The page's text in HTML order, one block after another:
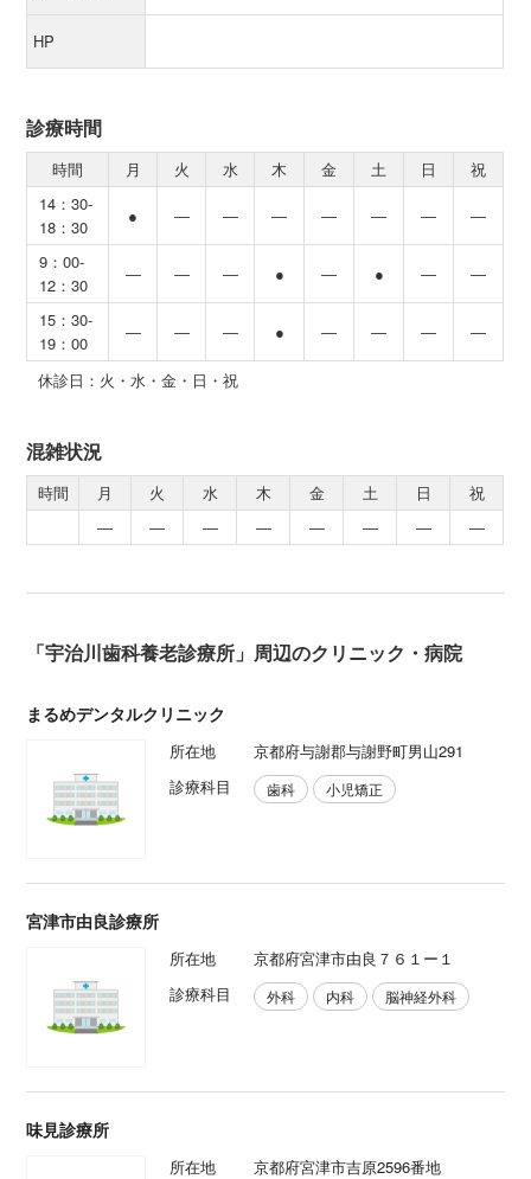
HP
診療時間
時間 月 火 水 木 金 土 日
祝
14：30-
18：30
● ― ― ― ― ― ― ―
9：00-
12：30
― ― ― ● ― ● ― ―
15：30-
19：00
― ― ― ● ― ― ― ―
休診日：火・水・金・日・祝
混雑状況
時間 月 火 水 木 金 土 日
祝
―
― ― ― ― ― ― ―
「宇治川歯科養老診療所」周辺のクリニック・病院
まるめデンタルクリニック
所在地
京都府与謝郡与謝野町男山291
診療科目
歯科 小児矯正
宮津市由良診療所
所在地
京都府宮津市由良７６１ー１
診療科目
外科 内科 脳神経外科
味見診療所
所在地
京都府宮津市吉原2596番地